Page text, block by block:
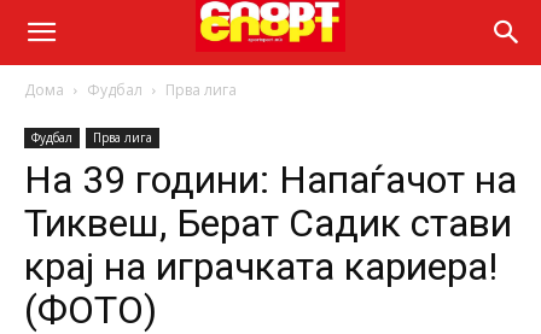
Дома Фудбал Прва лига
Фудбал Прва лига
На 39 години: Напаѓачот на
Тиквеш, Берат Садик стави
крај на играчката кариера!
(ФОТО)